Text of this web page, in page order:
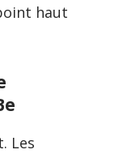
haut
Les